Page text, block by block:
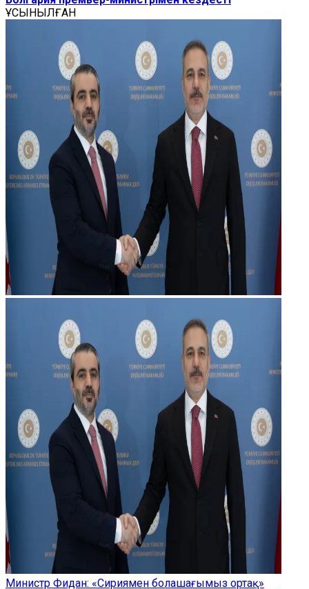
ҰСЫНЫЛҒАН
Министр Фидан: «Сириямен болашағымыз ортақ»